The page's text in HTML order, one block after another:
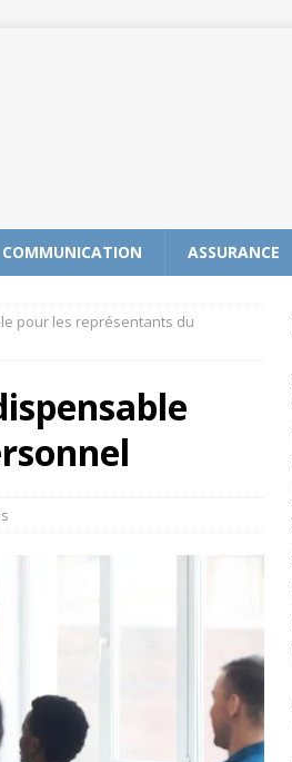
COMMUNICATION ASSURANCE
pour les représentants du